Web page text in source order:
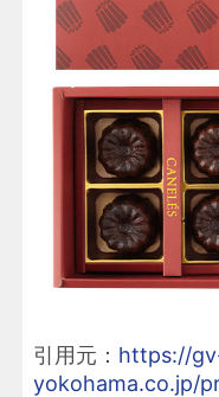
引用元： https://
yokohama.co.jp/